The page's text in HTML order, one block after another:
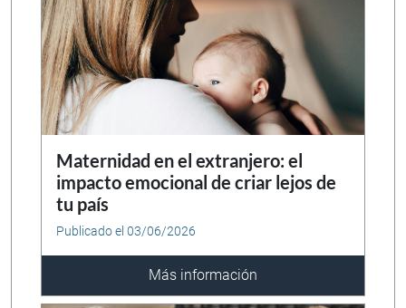
Maternidad en el extranjero: el
impacto emocional de criar lejos de
tu país
Publicado el 03/06/2026
Más información